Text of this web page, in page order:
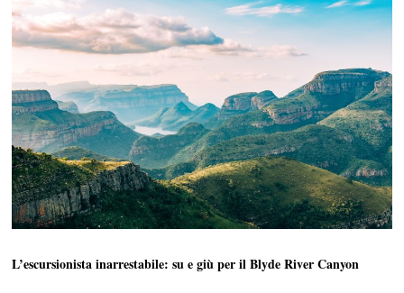
L’escursionista inarrestabile: su e giù per il Blyde River Canyon